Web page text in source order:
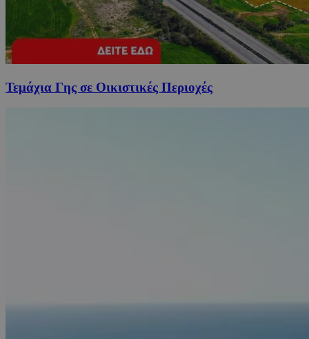
Τεμάχια Γης σε Οικιστικές Περιοχές